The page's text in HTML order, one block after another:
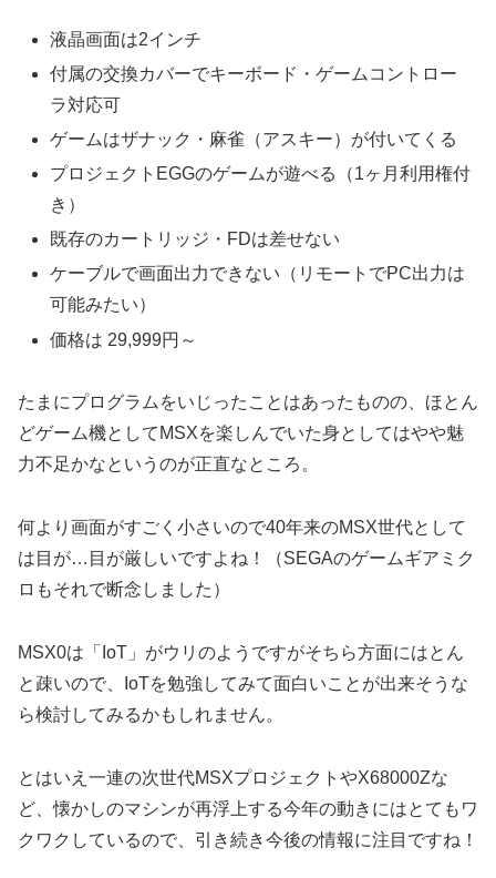
液晶画面は2インチ
付属の交換カバーでキーボード・ゲームコントロー
ラ対応可
ゲームはザナック・麻雀（アスキー）が付いてくる
プロジェクトEGGのゲームが遊べる（1ヶ月利用権付
き）
既存のカートリッジ・FDは差せない
ケーブルで画面出力できない（リモートでPC出力は
可能みたい）
価格は 29,999円～
たまにプログラムをいじったことはあったものの、ほとん
どゲーム機としてMSXを楽しんでいた身としてはやや魅
力不足かなというのが正直なところ。
何より画面がすごく小さいので40年来のMSX世代として
は目が…目が厳しいですよね！（SEGAのゲームギアミク
ロもそれで断念しました）
MSX0は「IoT」がウリのようですがそちら方面にはとん
と疎いので、IoTを勉強してみて面白いことが出来そうな
ら検討してみるかもしれません。
とはいえ一連の次世代MSXプロジェクトやX68000Zな
ど、懐かしのマシンが再浮上する今年の動きにはとてもワ
クワクしているので、引き続き今後の情報に注目ですね！